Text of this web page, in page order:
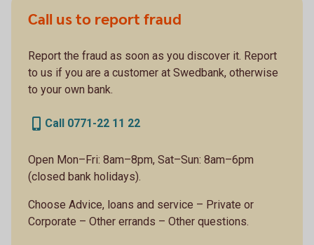
Call us to report fraud
Report the fraud as soon as you discover it. Report
to us if you are a customer at Swedbank, otherwise
to your own bank.
Call 0771-22 11 22
Open Mon–Fri: 8am–8pm, Sat–Sun: 8am–6pm
(closed bank holidays).
Choose Advice, loans and service – Private or
Corporate – Other errands – Other questions.